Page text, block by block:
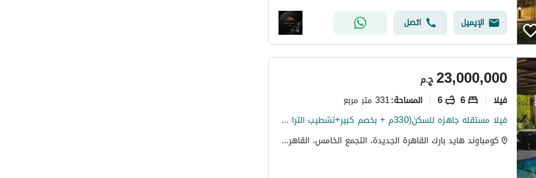
الإيميل اتصل
ج.م23,000,000
فیلا 6
6 المساحة:331 متر مربع
فيلا مستقله جاهزه للسكن(330م + بخصم كبير+تشطيب الترا سوبر لوكس)فيلا للبيع في هايد بارك التجمع الخامس القاهره الجديده Hyde park بجوارMivida&ماونتن فيو
كومباوند هايد بارك القاهرة الجديدة، التجمع الخامس، القاهرة الجديدة، القاهرة